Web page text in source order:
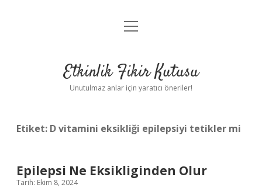
Anasayfa
Yasal Uyarı
menüyü
Etkinlik Fikir Kutusu
Unutulmaz anlar için yaratıcı öneriler!
Etiket: D vitamini eksikliği epilepsiyi tetikler mi
Epilepsi Ne Eksikliginden Olur
Tarih: Ekim 8, 2024